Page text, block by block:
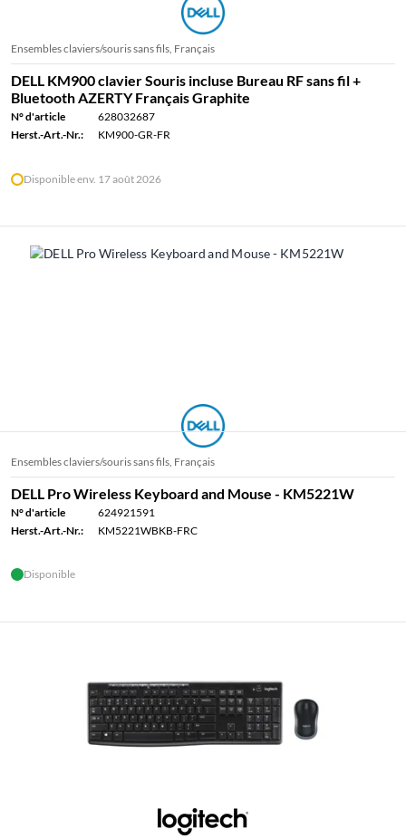
Ensembles claviers/souris sans fils, Français
DELL KM900 clavier Souris incluse Bureau RF sans fil +
Bluetooth AZERTY Français Graphite
N° d'article
628032687
Herst.-Art.-Nr.:
KM900-GR-FR
Disponible env. 17 août 2026
Ensembles claviers/souris sans fils, Français
DELL Pro Wireless Keyboard and Mouse - KM5221W
N° d'article
624921591
Herst.-Art.-Nr.:
KM5221WBKB-FRC
Disponible